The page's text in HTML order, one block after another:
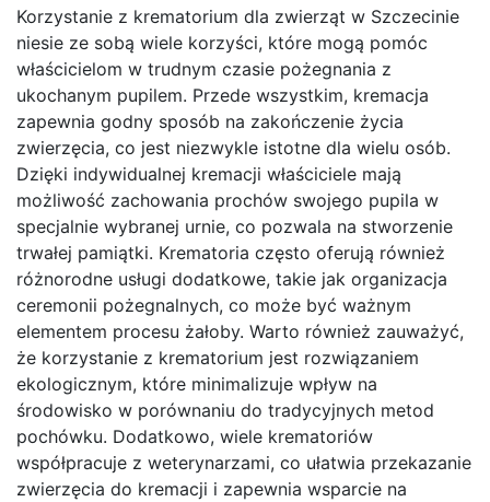
Korzystanie z krematorium dla zwierząt w Szczecinie
niesie ze sobą wiele korzyści, które mogą pomóc
właścicielom w trudnym czasie pożegnania z
ukochanym pupilem. Przede wszystkim, kremacja
zapewnia godny sposób na zakończenie życia
zwierzęcia, co jest niezwykle istotne dla wielu osób.
Dzięki indywidualnej kremacji właściciele mają
możliwość zachowania prochów swojego pupila w
specjalnie wybranej urnie, co pozwala na stworzenie
trwałej pamiątki. Krematoria często oferują również
różnorodne usługi dodatkowe, takie jak organizacja
ceremonii pożegnalnych, co może być ważnym
elementem procesu żałoby. Warto również zauważyć,
że korzystanie z krematorium jest rozwiązaniem
ekologicznym, które minimalizuje wpływ na
środowisko w porównaniu do tradycyjnych metod
pochówku. Dodatkowo, wiele krematoriów
współpracuje z weterynarzami, co ułatwia przekazanie
zwierzęcia do kremacji i zapewnia wsparcie na